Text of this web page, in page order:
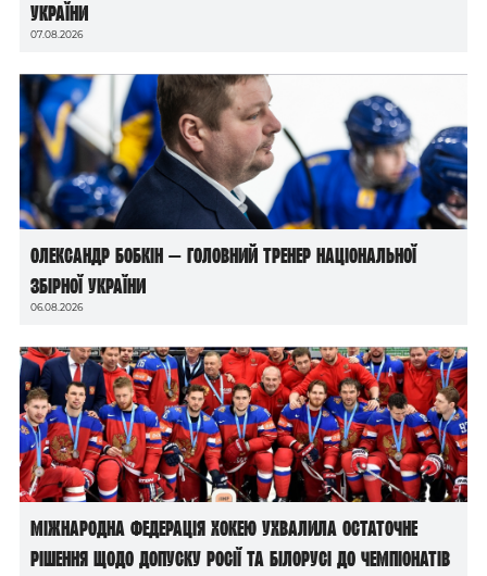
України
07.08.2026
Олександр Бобкін — головний тренер національної
збірної України
06.08.2026
Міжнародна федерація хокею ухвалила остаточне
рішення щодо допуску росії та білорусі до чемпіонатів